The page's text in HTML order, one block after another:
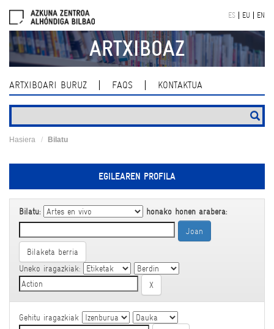
navigation
ES EU EN
ARTXIBOAZ
ARTXIBOARI BURUZ FAQS KONTAKTUA
Hasiera Bilatu
EGILEAREN PROFILA
Bilatu: honako honen arabera:
Bilaketa berria
Uneko iragazkiak:
Gehitu iragazkiak